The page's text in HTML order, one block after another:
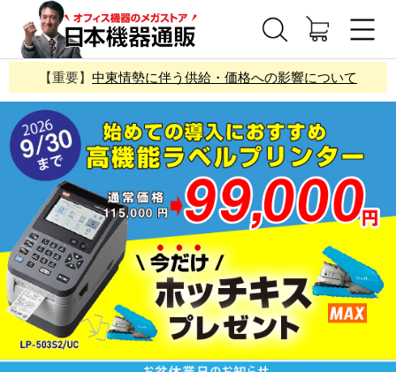
【重要】 中東情勢に伴う供給・価格への影響について